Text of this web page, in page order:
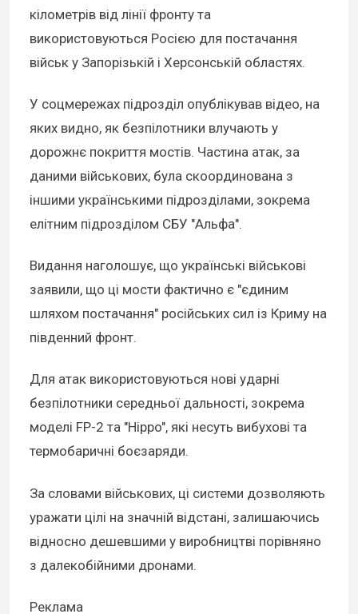
кілометрів від лінії фронту та
використовуються Росією для постачання
військ у Запорізькій і Херсонській областях.
У соцмережах підрозділ опублікував відео, на
яких видно, як безпілотники влучають у
дорожнє покриття мостів. Частина атак, за
даними військових, була скоординована з
іншими українськими підрозділами, зокрема
елітним підрозділом СБУ "Альфа".
Видання наголошує, що українські військові
заявили, що ці мости фактично є "єдиним
шляхом постачання" російських сил із Криму на
південний фронт.
Для атак використовуються нові ударні
безпілотники середньої дальності, зокрема
моделі FP-2 та "Hippo", які несуть вибухові та
термобаричні боєзаряди.
За словами військових, ці системи дозволяють
уражати цілі на значній відстані, залишаючись
відносно дешевшими у виробництві порівняно
з далекобійними дронами.
Реклама